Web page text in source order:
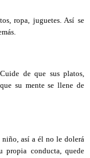
ropa, juguetes. Así se
de que sus platos,
su mente se llene de
niño, así a él no le dolerá
conducta, quede